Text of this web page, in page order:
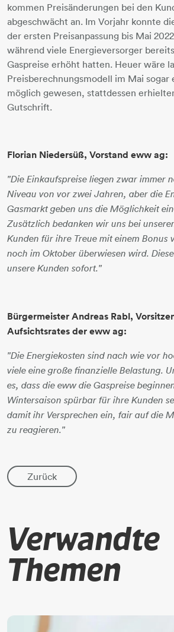
kommen Preisänderungen bei den
abgeschwächt an. Im Vorjahr konnte
der ersten Preisanpassung bis Mai
während viele Energieversorger
Gaspreise erhöht hatten. Heuer wäre
Preisberechnungsmodell im Mai sogar
möglich gewesen, stattdessen
Gutschrift.
Florian Niedersüß, Vorstand eww ag:
"Die Einkaufspreise liegen zwar immer
Niveau von vor zwei Jahren, aber die
Gasmarkt geben uns die Möglichkeit
Zusätzlich bedanken wir uns bei
Kunden für ihre Treue mit einem Bonus
noch im Oktober überwiesen wird.
unsere Kunden sofort."
Bürgermeister Andreas Rabl,
Aufsichtsrates der eww ag:
"Die Energiekosten sind nach wie vor
viele eine große finanzielle Belastung.
es, dass die eww die Gaspreise
Wintersaison spürbar für ihre Kunden
damit ihr Versprechen ein, fair auf die
zu reagieren."
Zurück
Verwandte
Themen